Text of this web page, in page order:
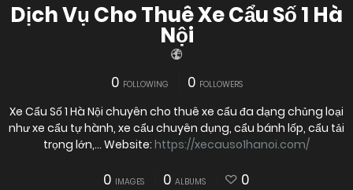
Dịch Vụ Cho Thuê Xe Cẩu Số 1 Hà
Nội
0 FOLLOWING 0 FOLLOWERS
Xe Cẩu Số 1 Hà Nội chuyên cho thuê xe cẩu đa dạng chủng loại
như xe cẩu tự hành, xe cẩu chuyên dụng, cẩu bánh lốp, cẩu tải
trọng lớn,… Website: https://xecauso1hanoi.com/
0 IMAGES 0 ALBUMS 0